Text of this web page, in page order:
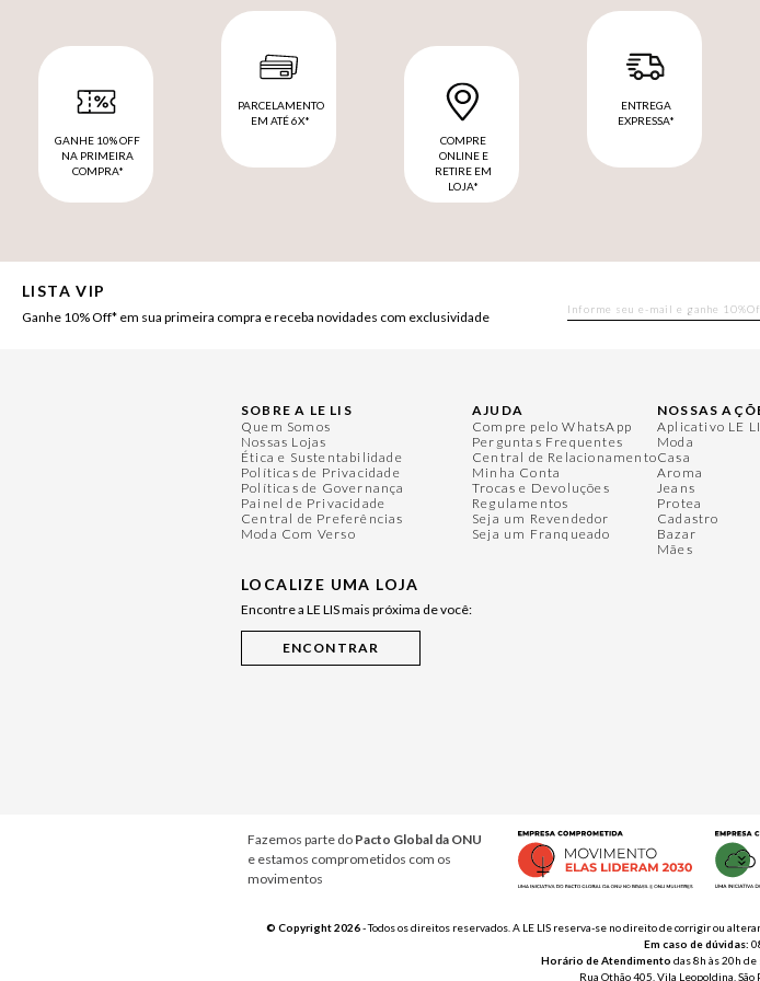
GANHE 10% OFF
NA PRIMEIRA
COMPRA*
PARCELAMENTO
EM ATÉ 6X*
COMPRE
ONLINE E
RETIRE EM
LOJA*
ENTREGA
EXPRESSA*
LISTA VIP
Ganhe 10% Off* em sua primeira compra e receba novidades com exclusividade
SOBRE A LE LIS
Quem Somos
Nossas Lojas
Ética e Sustentabilidade
Políticas de Privacidade
Políticas de Governança
Painel de Privacidade
Central de Preferências
Moda Com Verso
LOCALIZE UMA LOJA
Encontre a LE LIS mais próxima de você:
AJUDA
Compre pelo WhatsApp
Perguntas Frequentes
Central de Relacionamento
Minha Conta
Trocas e Devoluções
Regulamentos
Seja um Revendedor
Seja um Franqueado
NOSSAS
Aplicativo LE
Moda
Casa
Aroma
Jeans
Protea
Cadastro
Bazar
Mães
Fazemos parte do Pacto Global da ONU
e estamos comprometidos com os
movimentos
© Copyright 2026- Todos os direitos reservados. A LE LIS reserva-se no direito de corrigir ou
Em caso de dúvidas:
Horário de Atendimento das 8h às 20h de
Rua Othão 405, Vila Leopoldina, São